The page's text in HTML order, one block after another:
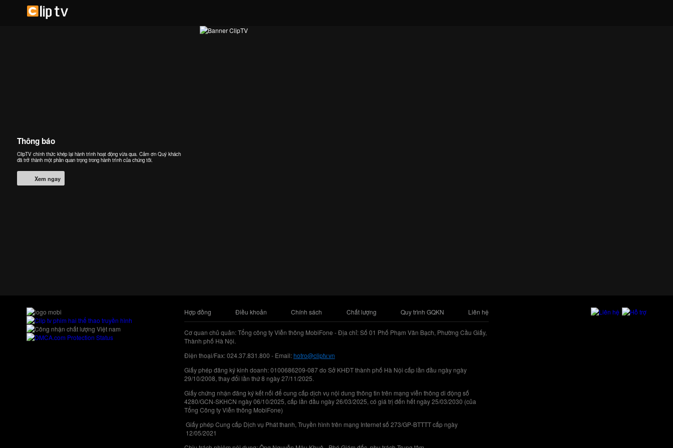
Thông báo
ClipTV chính thức khép lại hành trình hoạt động vừa qua. Cảm ơn Quý khách
đã trở thành một phần quan trọng trong hành trình của chúng tôi.
Xem ngay
Hợp đồng Điều khoản Chính sách Chất lượng Quy trình GQKN Liên hệ
Cơ quan chủ quản: Tổng công ty Viễn thông MobiFone - Địa chỉ: Số 01 Phố Phạm Văn Bạch, Phường Cầu Giấy,
Thành phố Hà Nội.
Điện thoại/Fax: 024.37.831.800 - Email:hotro@cliptv.vn
Giấy phép đăng ký kinh doanh: 0100686209-087 do Sở KHĐT thành phố Hà Nội cấp lần đầu ngày ngày
29/10/2008, thay đổi lần thứ 8 ngày 27/11/2025.
Giấy chứng nhận đăng ký kết nối để cung cấp dịch vụ nội dung thông tin trên mạng viễn thông di động số
4280/GCN-SKHCN ngày 06/10/2025, cấp lần đầu ngày 26/03/2025, có giá trị đến hết ngày 25/03/2030 (của
Tổng Công ty Viễn thông MobiFone)
Giấy phép Cung cấp Dịch vụ Phát thanh, Truyền hình trên mạng Internet số 273/GP-BTTTT cấp ngày
12/05/2021